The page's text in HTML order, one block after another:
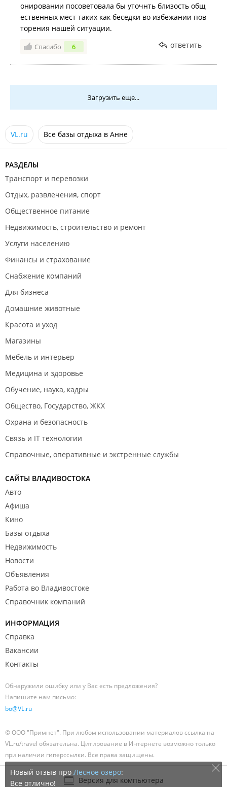
онировании посоветовала бы уточнть близость общ
ественных мест таких как беседки во избежании пов
торения нашей ситуации.
Спасибо 6 ответить
Загрузить еще...
Новый отзыв про Лесное озеро:
Все отлично!
VL.ru Все базы отдыха в Анне
РАЗДЕЛЫ
Транспорт и перевозки
Отдых, развлечения, спорт
Общественное питание
Недвижимость, строительство и ремонт
Услуги населению
Финансы и страхование
Снабжение компаний
Для бизнеса
Домашние животные
Красота и уход
Магазины
Мебель и интерьер
Медицина и здоровье
Обучение, наука, кадры
Общество, Государство, ЖКХ
Охрана и безопасность
Связь и IT технологии
Справочные, оперативные и экстренные службы
САЙТЫ ВЛАДИВОСТОКА
Авто
Афиша
Кино
Базы отдыха
Недвижимость
Новости
Объявления
Работа во Владивостоке
Справочник компаний
ИНФОРМАЦИЯ
Справка
Вакансии
Контакты
Обнаружили ошибку или у Вас есть предложения?
Напишите нам письмо:
bo@VL.ru
© ООО "Примнет". При любом использовании материалов ссылка на
VL.ru/travel обязательна. Цитирование в Интернете возможно только
при наличии гиперссылки. Все права защищены.
Версия для компьютера